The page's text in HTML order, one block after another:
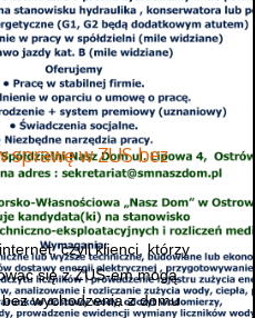
sprawę w ZUS bez
czyli klienci, którzy
się z ZUS-em mogą
wychodzenia z domu